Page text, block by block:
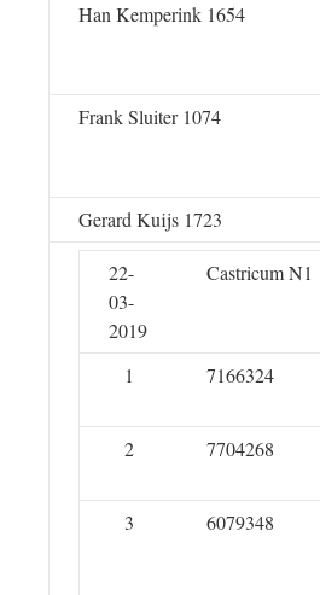
Han Kemperink 1654
Frank Sluiter 1074
Gerard Kuijs 1723
22-
03-
2019
Castricum N1
1 7166324
2 7704268
3 6079348